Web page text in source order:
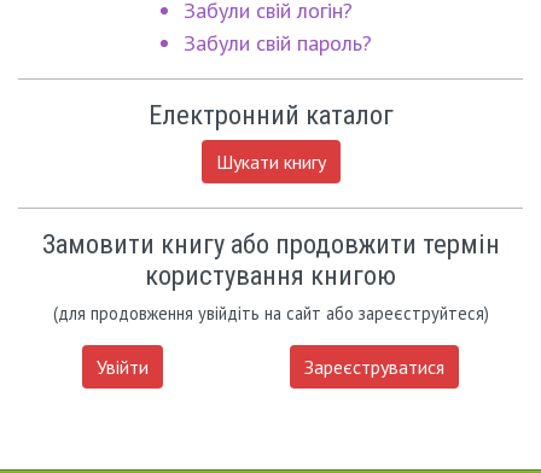
Забули свій логін?
Забули свій пароль?
Електронний каталог
Шукати книгу
Замовити книгу або продовжити термін
користування книгою
(для продовження увійдіть на сайт або зареєструйтеся)
Увійти Зареєструватися